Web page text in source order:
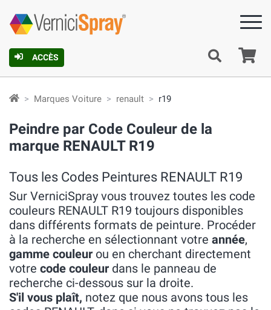
ACCÈS
Marques Voiture renault r19
Peindre par Code Couleur de la
marque RENAULT R19
Tous les Codes Peintures RENAULT R19
Sur VerniciSpray vous trouvez toutes les code
couleurs RENAULT R19 toujours disponibles
dans différents formats de peinture. Procéder
à la recherche en sélectionnant votre année,
gamme couleur ou en cherchant directement
votre code couleur dans le panneau de
recherche ci-dessous sur la droite.
S'il vous plaît, notez que nous avons tous les